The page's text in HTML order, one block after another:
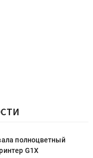
полноцветный
G1X